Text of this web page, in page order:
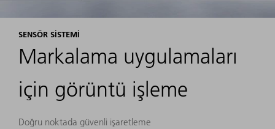
SENSÖR SISTEMI
Markalama uygulamaları
için görüntü işleme
Doğru noktada güvenli işaretleme